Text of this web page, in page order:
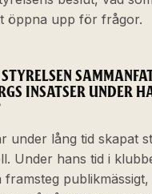
öppna upp för frågor.
INSATSER UNDER
under lång tid skapat
Under hans tid i
framsteg